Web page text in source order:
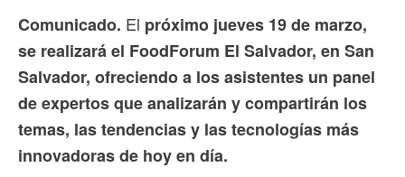
Comunicado. El próximo jueves 19 de marzo,
se realizará el FoodForum El Salvador, en San
Salvador, ofreciendo a los asistentes un panel
de expertos que analizarán y compartirán los
temas, las tendencias y las tecnologías más
innovadoras de hoy en día.